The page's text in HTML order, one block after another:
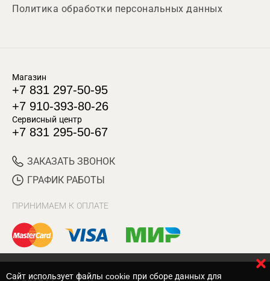
Политика обработки персональных данных
Магазин
+7 831 297-50-95
+7 910-393-80-26
Сервисный центр
+7 831 295-50-67
ЗАКАЗАТЬ ЗВОНОК
ГРАФИК РАБОТЫ
ПРИНИМАЕМ К ОПЛАТЕ
Cайт использует файлы cookie при сборе данных для